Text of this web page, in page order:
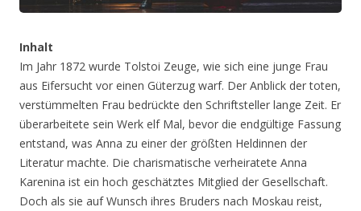
Inhalt
Im Jahr 1872 wurde Tolstoi Zeuge, wie sich eine junge Frau
aus Eifersucht vor einen Güterzug warf. Der Anblick der toten,
verstümmelten Frau bedrückte den Schriftsteller lange Zeit. Er
überarbeitete sein Werk elf Mal, bevor die endgültige Fassung
entstand, was Anna zu einer der größten Heldinnen der
Literatur machte. Die charismatische verheiratete Anna
Karenina ist ein hoch geschätztes Mitglied der Gesellschaft.
Doch als sie auf Wunsch ihres Bruders nach Moskau reist,